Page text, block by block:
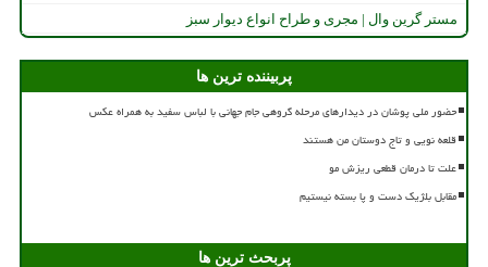
مستر گرین وال | مجری و طراح انواع دیوار سبز
پربیننده ترین ها
حضور ملی پوشان در دیدارهای مرحله گروهی جام جهانی با لباس سفید به همراه عکس
قلعه نویی و تاج دوستان من هستند
علت تا درمان قطعی ریزش مو
مقابل بلژیک دست و پا بسته نیستیم
پربحث ترین ها